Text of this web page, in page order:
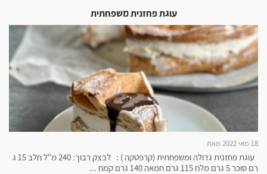
עוגת פחזנית משפחתית
18 מאי 2022 מאת
עוגת פחזנית גדולה ומשפחתית (קרפטקה ) : לבצק רבוך: 240 מ"ל חלב 15 ג
רם סוכר 5 גרם מלח 115 גרם חמאה 140 גרם קמח ...